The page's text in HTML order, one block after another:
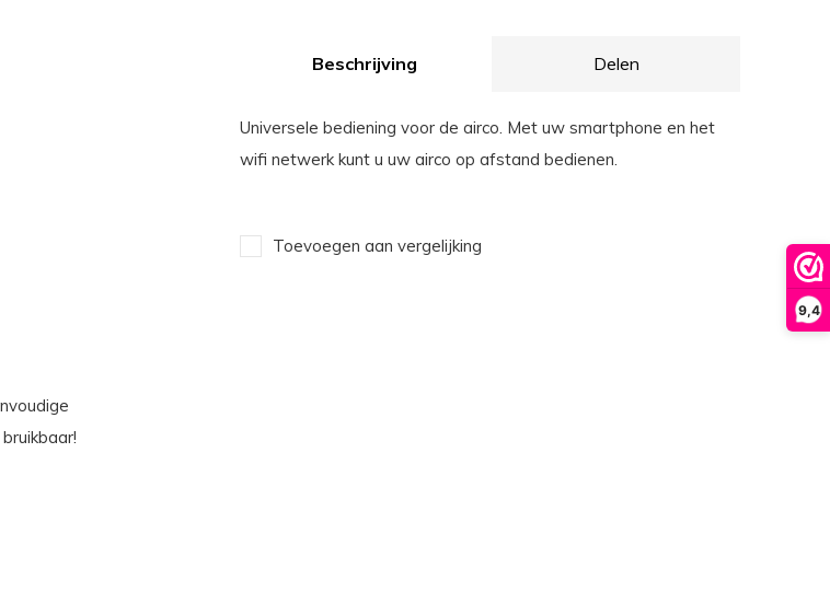
9,4
Beschrijving Delen
Universele bediening voor de airco. Met uw smartphone en het
wifi netwerk kunt u uw airco op afstand bedienen.
Toevoegen aan vergelijking